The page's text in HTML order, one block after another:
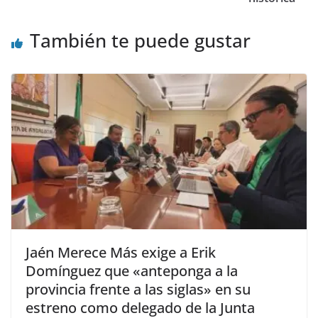
También te puede gustar
Jaén Merece Más exige a Erik
Domínguez que «anteponga a la
provincia frente a las siglas» en su
estreno como delegado de la Junta